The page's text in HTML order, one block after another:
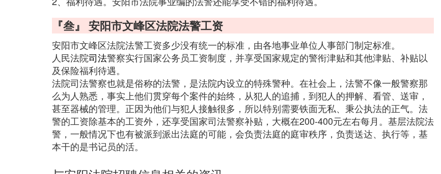
『叁』 安阳市文峰区法院法警工资
安阳市文峰区法院法警工资多少没有统一的标准，由各地事业单位人事部门制定标准。
人民法院司法警察实行国家公务员工资制度，并享受国家规定的警衔津贴和其他津贴、补贴以
及保险福利待遇。
法院司法警察也就是俗称的法警，是法院内设立的特殊警种。在社会上，法警不像一般警察那
么为人熟悉，事实上他们贯穿每个案件的始终，从犯人的追捕，到犯人的押解、看管、送审，
甚至器械的管理。正因为他们与犯人接触很多，所以特别需要铁面无私、秉公执法的正气。法
警的工资除基本的工资外，还享受国家司法警察补贴，大概在200-400元左右每月。基层法院法
警，一般情况下也有被派到派出法庭的可能，会负责法庭的庭审秩序，负责送达、执行等，基
本干的是书记员的活。